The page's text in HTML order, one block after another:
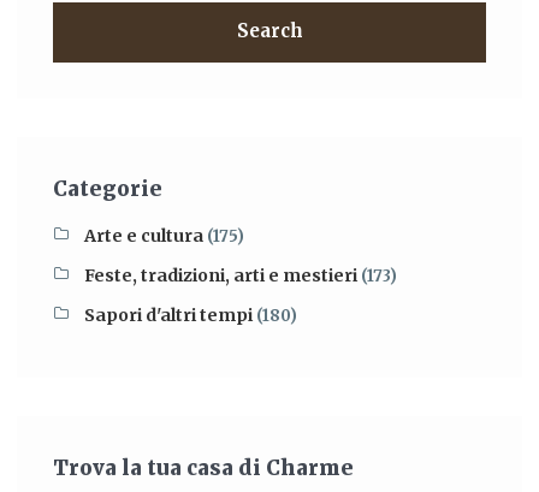
Search
Categorie
Arte e cultura (175)
Feste, tradizioni, arti e mestieri (173)
Sapori d'altri tempi (180)
Trova la tua casa di Charme